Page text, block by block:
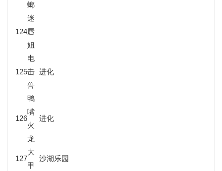
螂
124
迷
唇
姐
125
电
击
兽
进化
126
鸭
嘴
火
龙
进化
127
大
甲
沙湖乐园